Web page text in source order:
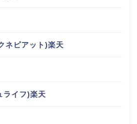
ネピアット)楽天
イフ)楽天